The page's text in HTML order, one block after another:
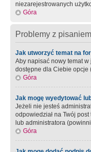
niezarejestrowanych
Góra
Problemy z pisaniem
Jak utworzyć temat na
Aby napisać nowy temat
dostępne dla Ciebie opcje
Góra
Jak mogę wyedytować
Jeżeli nie jesteś
odpowiedział na Twój
lub administratora
Góra